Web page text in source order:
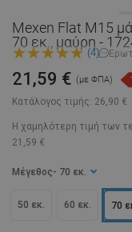
Mexen Flat M15
70 εκ., μαύρη -
(4)
Κατάλογος τιμής: 26,90 €
21,59 € (με ΦΠΑ)
Η χαμηλότερη τιμή των
21,59 €
Μέγεθος - 70 εκ.
50 εκ. 60 εκ. 70